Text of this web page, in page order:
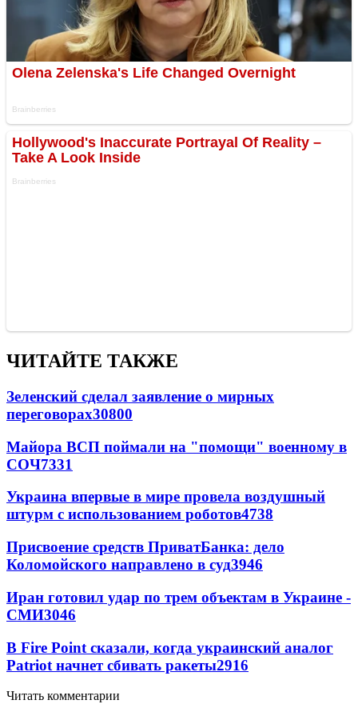
ЧИТАЙТЕ ТАКЖЕ
Зеленский сделал заявление о мирных
переговорах30800
Майора ВСП поймали на "помощи" военному в
СОЧ7331
Украина впервые в мире провела воздушный
штурм с использованием роботов4738
Присвоение средств ПриватБанка: дело
Коломойского направлено в суд3946
Иран готовил удар по трем объектам в Украине -
СМИ3046
В Fire Point сказали, когда украинский аналог
Patriot начнет сбивать ракеты2916
Читать комментарии